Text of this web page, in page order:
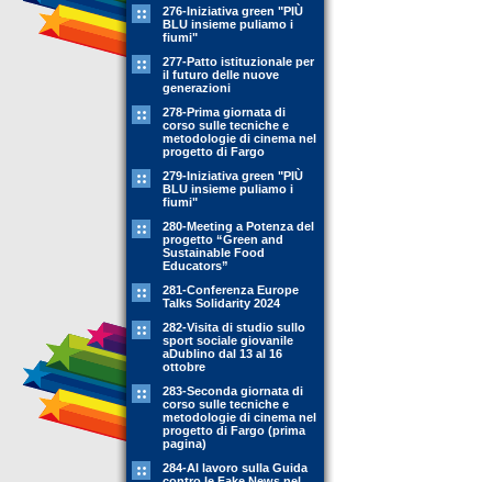
276-Iniziativa green "PIÙ
BLU insieme puliamo i
fiumi"
277-Patto istituzionale per
il futuro delle nuove
generazioni
278-Prima giornata di
corso sulle tecniche e
metodologie di cinema nel
progetto di Fargo
279-Iniziativa green "PIÙ
BLU insieme puliamo i
fiumi"
280-Meeting a Potenza del
progetto “Green and
Sustainable Food
Educators”
281-Conferenza Europe
Talks Solidarity 2024
282-Visita di studio sullo
sport sociale giovanile
aDublino dal 13 al 16
ottobre
283-Seconda giornata di
corso sulle tecniche e
metodologie di cinema nel
progetto di Fargo (prima
pagina)
284-Al lavoro sulla Guida